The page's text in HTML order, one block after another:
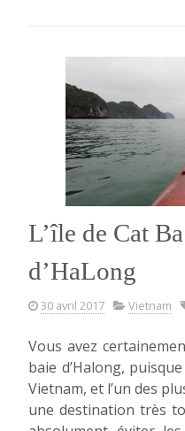
L’île de Cat
d’HaLong
30 avril 2017 Vietnam
Vous avez
baie d’Halong,
Vietnam, et l’un des
une destination très